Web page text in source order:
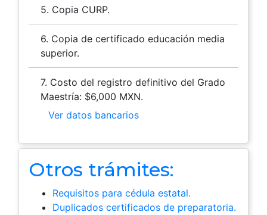
5. Copia CURP.
6. Copia de certificado educación media
superior.
7. Costo del registro definitivo del Grado
Maestría: $6,000 MXN.
Ver datos bancarios
Otros trámites:
Requisitos para cédula estatal.
Duplicados certificados de preparatoria.